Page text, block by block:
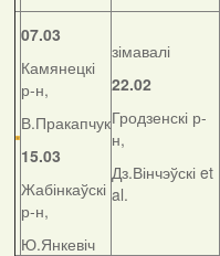
07.03
Камянецкі
р-н,
В.Пракапчук
15.03
Жабінкаўскі
р-н,
Ю.Янкевіч
зімавалі
22.02
Гродзенскі р-
н,
Дз.Вінчэўскі et
al.